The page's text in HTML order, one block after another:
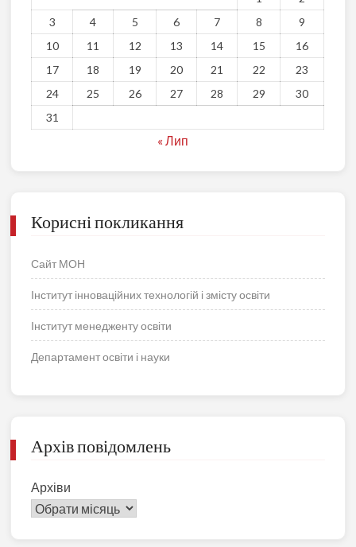
3
4 5 6 7 8
9
10
11 12 13 14 15
16
17
18 19 20 21 22
23
24
25 26 27 28 29
30
31
« Лип
Корисні покликання
Сайт МОН
Інститут інноваційних технологій і змісту освіти
Інститут менедженту освіти
Департамент освіти і науки
Архів повідомлень
Архіви